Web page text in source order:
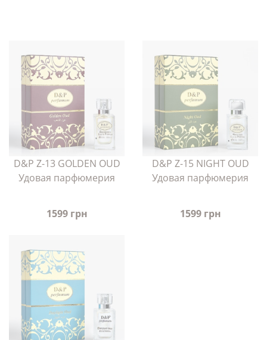
D&P Z-13 GOLDEN OUD
Удовая парфюмерия
1599 грн
D&P Z-15 NIGHT OUD
Удовая парфюмерия
1599 грн